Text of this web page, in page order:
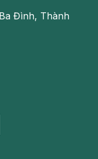
Đình, Thành